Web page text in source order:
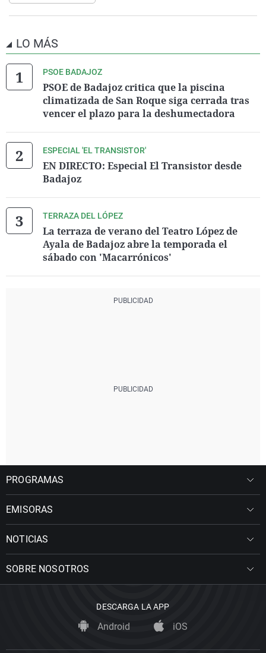
LO MÁS
PSOE BADAJOZ
PSOE de Badajoz critica que la piscina
climatizada de San Roque siga cerrada tras
vencer el plazo para la deshumectadora
ESPECIAL 'EL TRANSISTOR'
EN DIRECTO: Especial El Transistor desde
Badajoz
TERRAZA DEL LÓPEZ
La terraza de verano del Teatro López de
Ayala de Badajoz abre la temporada el
sábado con 'Macarrónicos'
PROGRAMAS
EMISORAS
NOTICIAS
SOBRE NOSOTROS
DESCARGA LA APP
Android iOS